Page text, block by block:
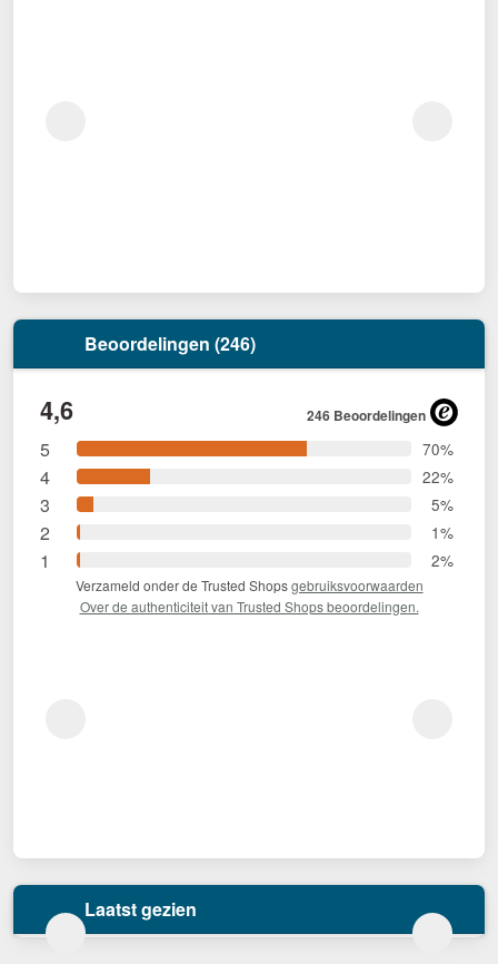
Beoordelingen (246)
4,6 246 Beoordelingen
5 70%
4 22%
3 5%
2 1%
1 2%
Verzameld onder de Trusted Shopsgebruiksvoorwaarden
Over de authenticiteit van Trusted Shops beoordelingen.
Laatst gezien